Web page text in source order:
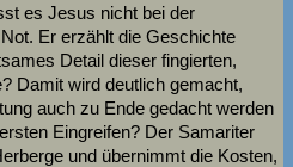
es Jesus nicht bei der
Er erzählt die Geschichte
Detail dieser fingierten,
Damit wird deutlich gemacht,
auch zu Ende gedacht werden
Eingreifen? Der Samariter
und übernimmt die Kosten,